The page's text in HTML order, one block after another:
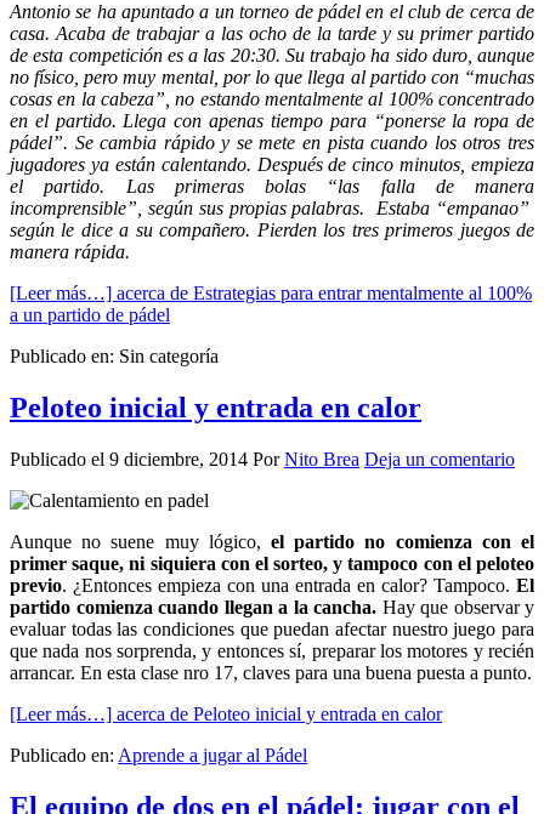
Antonio se ha apuntado a un torneo de pádel en el club de cerca de
casa. Acaba de trabajar a las ocho de la tarde y su primer partido
de esta competición es a las 20:30. Su trabajo ha sido duro, aunque
no físico, pero muy mental, por lo que llega al partido con “muchas
cosas en la cabeza”, no estando mentalmente al 100% concentrado
en el partido. Llega con apenas tiempo para “ponerse la ropa de
pádel”. Se cambia rápido y se mete en pista cuando los otros tres
jugadores ya están calentando. Después de cinco minutos, empieza
el partido. Las primeras bolas “las falla de manera
incomprensible”, según sus propias palabras. Estaba “empanao”
según le dice a su compañero. Pierden los tres primeros juegos de
manera rápida.
[Leer más…] acerca de Estrategias para entrar mentalmente al 100%
a un partido de pádel
Publicado en: Sin categoría
Peloteo inicial y entrada en calor
Publicado el 9 diciembre, 2014 PorNito Brea Deja un comentario
Aunque no suene muy lógico, el partido no comienza con el
primer saque, ni siquiera con el sorteo, y tampoco con el peloteo
previo. ¿Entonces empieza con una entrada en calor? Tampoco. El
partido comienza cuando llegan a la cancha. Hay que observar y
evaluar todas las condiciones que puedan afectar nuestro juego para
que nada nos sorprenda, y entonces sí, preparar los motores y recién
arrancar. En esta clase nro 17, claves para una buena puesta a punto.
[Leer más…] acerca de Peloteo inicial y entrada en calor
Publicado en: Aprende a jugar al Pádel
El equipo de dos en el pádel: jugar con el